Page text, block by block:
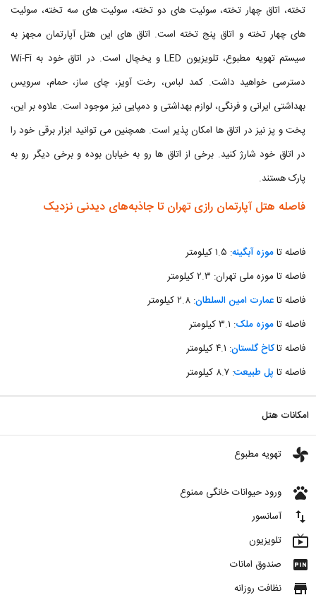
تخته، اتاق چهار تخته، سوئیت های دو تخته، سوئیت های سه تخته، سوئیت
های چهار تخته و اتاق پنج تخته است. اتاق های این هتل آپارتمان مجهز به
سیستم تهویه مطبوع، تلویزیون LED و یخچال است. در اتاق خود به Wi-Fi
دسترسی خواهید داشت. کمد لباس، رخت آویز، چای ساز، حمام، سرویس
بهداشتی ایرانی و فرنگی، لوازم بهداشتی و دمپایی نیز موجود است. علاوه بر این،
پخت و پز نیز در اتاق ها امکان پذیر است. همچنین می توانید ابزار برقی خود را
در اتاق خود شارژ کنید. برخی از اتاق ها رو به خیابان بوده و برخی دیگر رو به
پارک هستند.
فاصله هتل آپارتمان رازی تهران تا جاذبه‌های دیدنی نزدیک
فاصله تاموزه آبگینه: ۱.۵ کیلومتر
فاصله تا موزه ملی تهران: ۲.۳ کیلومتر
فاصله تاعمارت امین السلطان: ۲.۸ کیلومتر
فاصله تاموزه ملک: ۳.۱ کیلومتر
فاصله تاکاخ گلستان: ۴.۱ کیلومتر
فاصله تا پل طبیعت: ۸.۷ کیلومتر
امکانات هتل
toys تهویه مطبوع
pets ورود حیوانات خانگی ممنوع
import_export آسانسور
live_tv تلویزیون
fiber_pin صندوق امانات
store نظافت روزانه